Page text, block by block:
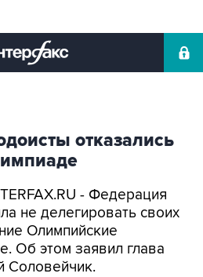
отказались
- Федерация
не делегировать своих
Олимпийские
Об этом заявил глава
Соловейчик.